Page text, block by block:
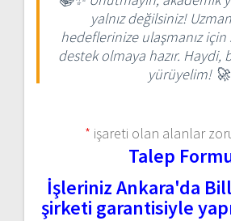
yalnız değilsiniz!
hedeflerinize ulaşmanız için
destek olmaya hazır. Haydi,
yürüyelim! 🚀
* işareti olan alanlar
Talep
İşleriniz Ankara'da
şirketi garantisiyle